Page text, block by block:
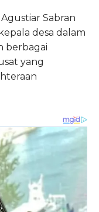
Sabran
desa dalam
berbagai
yang